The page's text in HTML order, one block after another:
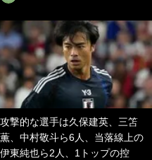
攻撃的な選手は久保建英、三笘
薫、中村敬斗ら6人、当落線上の
伊東純也ら2人、1トップの控